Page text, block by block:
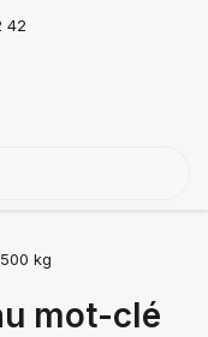
42
kg
mot-clé